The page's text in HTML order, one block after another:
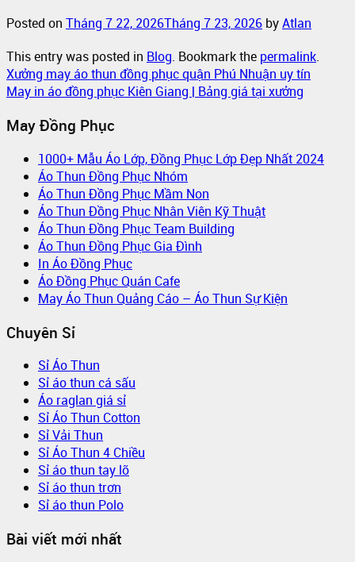
Posted on Tháng 7 22, 2026Tháng 7 23, 2026 byAtlan
This entry was posted in Blog. Bookmark the permalink.
Xưởng may áo thun đồng phục quận Phú Nhuận uy tín
May in áo đồng phục Kiên Giang | Bảng giá tại xưởng
May Đồng Phục
1000+ Mẫu Áo Lớp, Đồng Phục Lớp Đẹp Nhất 2024
Áo Thun Đồng Phục Nhóm
Áo Thun Đồng Phục Mầm Non
Áo Thun Đồng Phục Nhân Viên Kỹ Thuật
Áo Thun Đồng Phục Team Building
Áo Thun Đồng Phục Gia Đình
In Áo Đồng Phục
Áo Đồng Phục Quán Cafe
May Áo Thun Quảng Cáo – Áo Thun Sự Kiện
Chuyên Sỉ
Sỉ Áo Thun
Sỉ áo thun cá sấu
Áo raglan giá sỉ
Sỉ Áo Thun Cotton
Sỉ Vải Thun
Sỉ Áo Thun 4 Chiều
Sỉ áo thun tay lỡ
Sỉ áo thun trơn
Sỉ áo thun Polo
Bài viết mới nhất